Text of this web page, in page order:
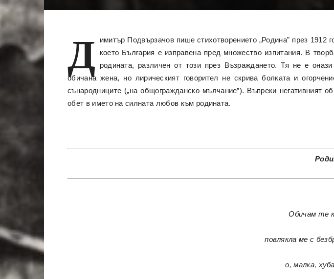
Д
имитър Подвързачов пише стихотворението „Родина” през
което България е изправена пред множество изпитания. В
родината, различен от този през Възраждането. Тя не е
обичана жена, но лирическият говорител не скрива болката и
сънародниците („на общогражданско мълчание”). Въпреки негативният
обет в името на силната любов към родината.
Обичам те
повлякла ме с
о, малка,